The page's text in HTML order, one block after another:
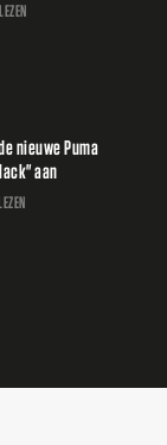
nieuwe Puma
aan